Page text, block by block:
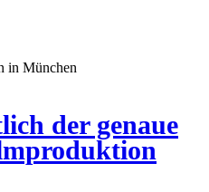
der genaue